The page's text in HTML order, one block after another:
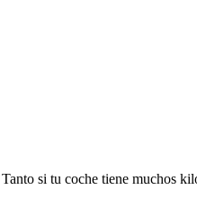
si tu coche tiene muchos